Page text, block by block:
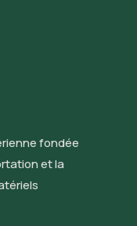
fondée
et la